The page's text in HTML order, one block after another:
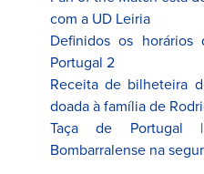
com a UD Leiria
Definidos os
Portugal 2
Receita de bilheteira
doada à família de
Taça de
Bombarralense na